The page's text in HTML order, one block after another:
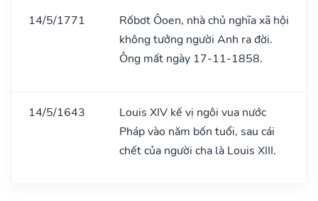
14/5/1771
Rốbơt Ôoen, nhà chủ nghĩa xã hội
không tưởng người Anh ra đời.
Ông mất ngày 17-11-1858.
14/5/1643
Louis XIV kế vị ngôi vua nước
Pháp vào năm bốn tuổi, sau cái
chết của người cha là Louis XIII.